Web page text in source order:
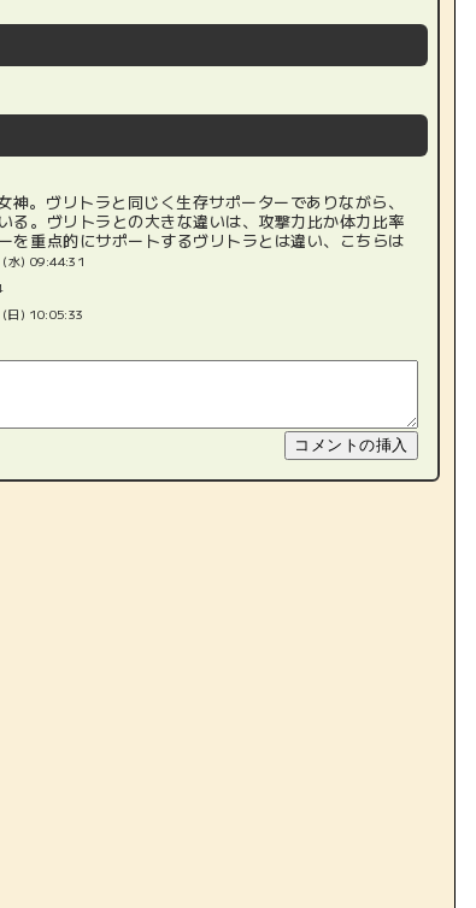
。ヴリトラと同じく生存サポーターでありながら、
る。ヴリトラとの大きな違いは、攻撃力比か体力比率
を重点的にサポートするヴリトラとは違い、こちらは
水) 09:44:31
日) 10:05:33